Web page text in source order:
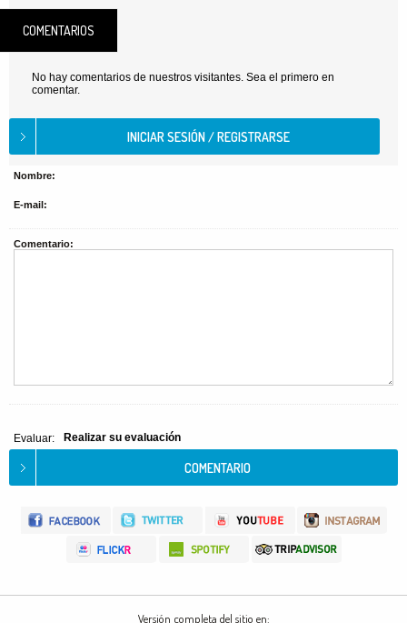
COMENTARIOS
No hay comentarios de nuestros visitantes. Sea el primero en
comentar.
Nombre:
E-mail:
Comentario:
Evaluar: Realizar su evaluación
Versión completa del sitio en: